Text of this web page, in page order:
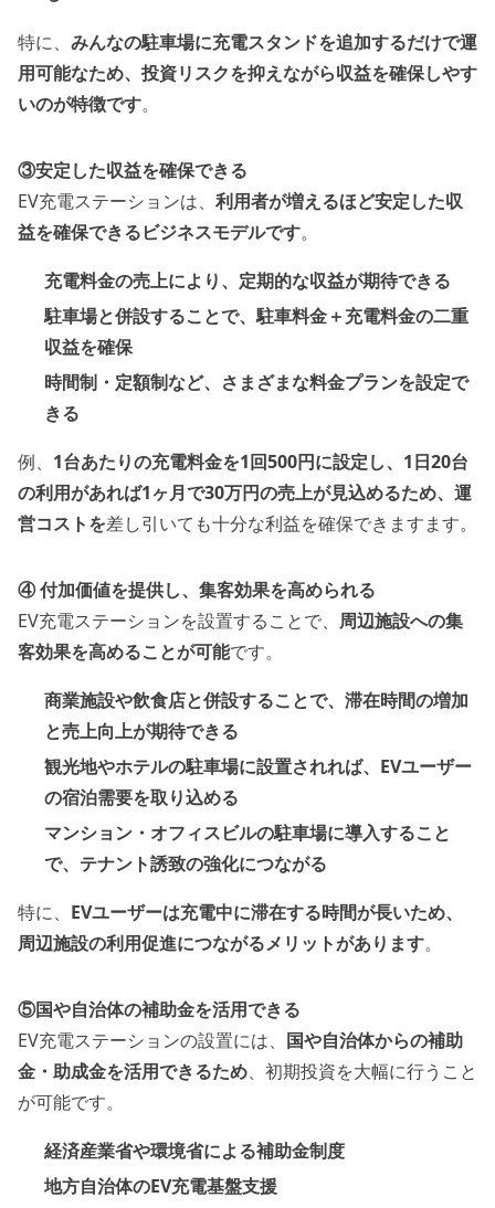
特に、 みんなの駐車場に充電スタンドを追加するだけで運
用可能なため、投資リスクを抑えながら収益を確保しやす
いのが特徴です。
③安定した収益を確保できる
EV充電ステーションは、 利用者が増えるほど安定した収
益を確保できるビジネスモデルです。
充電料金の売上により、定期的な収益が期待できる
駐車場と併設することで、駐車料金＋充電料金の二重
収益を確保
時間制・定額制など、さまざまな料金プランを設定で
きる
例、 1台あたりの充電料金を1回500円に設定し、1日20台
の利用があれば1ヶ月で30万円の売上が見込めるため、運
営コストを差し引いても十分な利益を確保できますます。
④ 付加価値を提供し、集客効果を高められる
EV充電ステーションを設置することで、 周辺施設への集
客効果を高めることが可能です。
商業施設や飲食店と併設することで、滞在時間の増加
と売上向上が期待できる
観光地やホテルの駐車場に設置されれば、EVユーザー
の宿泊需要を取り込める
マンション・オフィスビルの駐車場に導入すること
で、テナント誘致の強化につながる
特に、 EVユーザーは充電中に滞在する時間が長いため、
周辺施設の利用促進につながるメリットがあります。
⑤国や自治体の補助金を活用できる
EV充電ステーションの設置には、 国や自治体からの補助
金・助成金を活用できるため、初期投資を大幅に行うこと
が可能です。
経済産業省や環境省による補助金制度
地方自治体のEV充電基盤支援